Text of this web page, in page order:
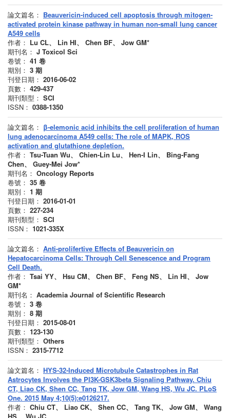
論文篇名： Beauvericin-induced cell apoptosis through mitogen-
activated protein kinase pathway in human non-small lung cancer
A549 cells
作者： Lu CL、 Lin HI、 Chen BF、 Jow GM*
期刊名： J Toxicol Sci
卷號： 41 卷
期別： 3 期
刊登日期： 2016-06-02
頁數： 429-437
期刊類型： SCI
ISSN： 0388-1350
論文篇名： β-elemonic acid inhibits the cell proliferation of human
lung adenocarcinoma A549 cells: The role of MAPK, ROS
activation and glutathione depletion.
作者： Tsu-Tuan Wu、 Chien-Lin Lu、 Hen-I Lin、 Bing-Fang
Chen、 Guey-Mei Jow*
期刊名： Oncology Reports
卷號： 35 卷
期別： 1 期
刊登日期： 2016-01-01
頁數： 227-234
期刊類型： SCI
ISSN： 1021-335X
論文篇名： Anti-prolifertive Effects of Beauvericin on
Hepatocarcinoma Cells: Through Cell Senescence and Program
Cell Death.
作者： Tsai YY、 Hsu CM、 Chen BF、 Feng NS、 Lin HI、 Jow
GM*
期刊名： Academia Journal of Scientific Research
卷號： 3 卷
期別： 8 期
刊登日期： 2015-08-01
頁數： 123-130
期刊類型： Others
ISSN： 2315-7712
論文篇名： HYS-32-Induced Microtubule Catastrophes in Rat
Astrocytes Involves the PI3K-GSK3beta Signaling Pathway. Chiu
CT, Liao CK, Shen CC, Tang TK, Jow GM, Wang HS, Wu JC. PLoS
One. 2015 May 4;10(5):e0126217.
作者： Chiu CT、 Liao CK、 Shen CC、 Tang TK、 Jow GM、 Wang